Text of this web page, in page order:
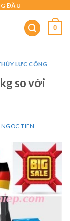
ĐẦU
0
LỰC CÔNG
so với
NGOC TIEN